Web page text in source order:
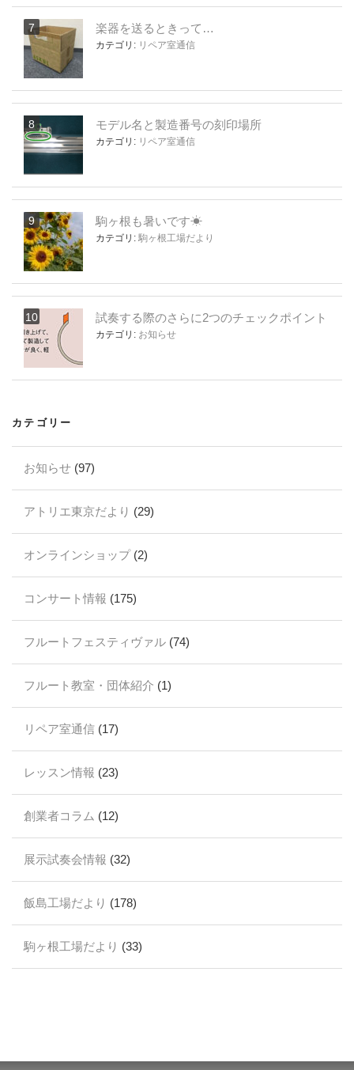
楽器を送るときって…
カテゴリ: リペア室通信
モデル名と製造番号の刻印場所
カテゴリ: リペア室通信
駒ヶ根も暑いです☀
カテゴリ: 駒ヶ根工場だより
試奏する際のさらに2つのチェックポイント
カテゴリ: お知らせ
カテゴリー
お知らせ (97)
アトリエ東京だより (29)
オンラインショップ(2)
コンサート情報 (175)
フルートフェスティヴァル (74)
フルート教室・団体紹介 (1)
リペア室通信 (17)
レッスン情報 (23)
創業者コラム (12)
展示試奏会情報 (32)
飯島工場だより (178)
駒ヶ根工場だより (33)